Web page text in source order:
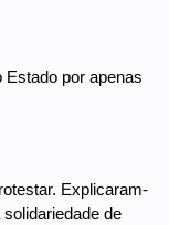
por apenas
Explicaram-
de